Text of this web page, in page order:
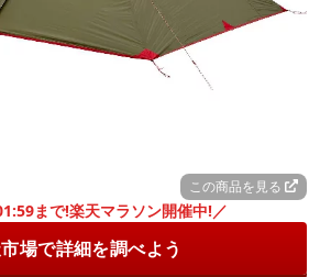
この商品を見る
まで!楽天マラソン開催中!／
場で詳細を調べよう